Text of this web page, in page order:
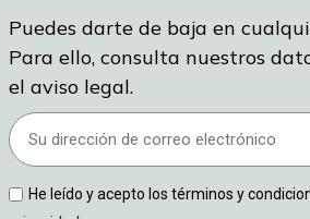
Puedes darte de baja en
Para ello, consulta nuestros
el aviso legal.
He leído y acepto los términos y